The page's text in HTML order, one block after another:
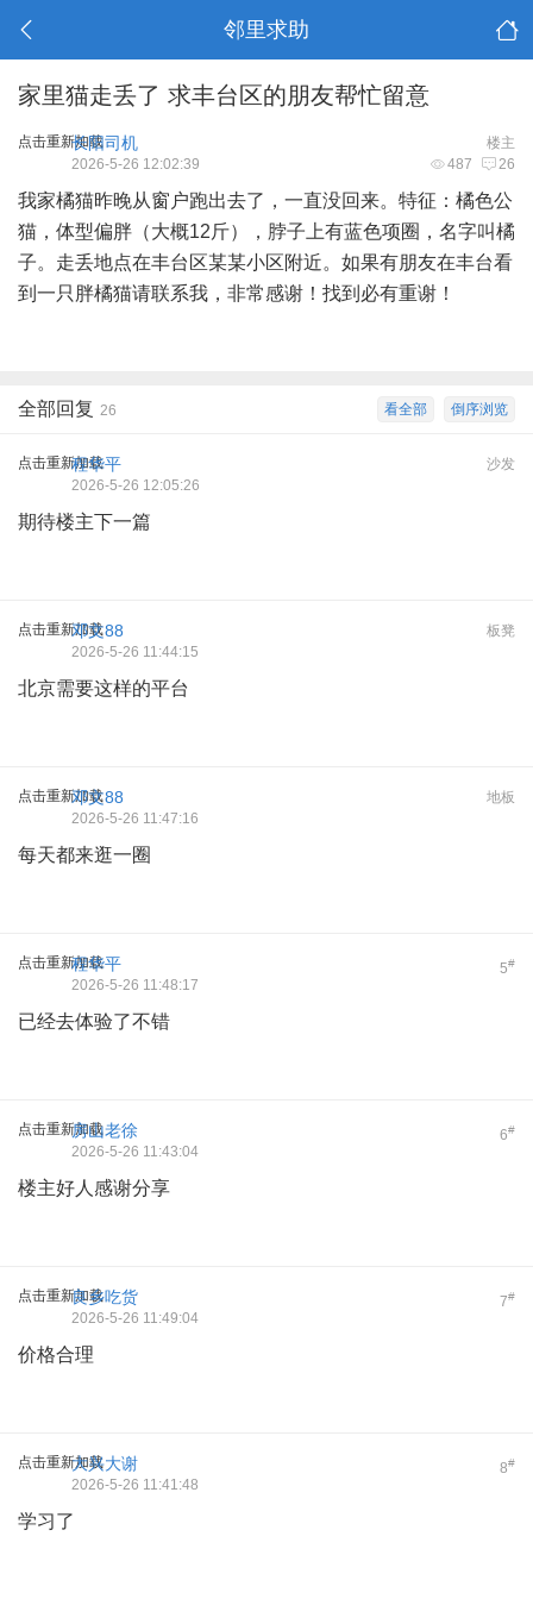
邻里求助
家里猫走丢了 求丰台区的朋友帮忙留意
点击重新加载 楼主
长阳司机
487 26
2026-5-26 12:02:39
我家橘猫昨晚从窗户跑出去了，一直没回来。特征：橘色公
猫，体型偏胖（大概12斤），脖子上有蓝色项圈，名字叫橘
子。走丢地点在丰台区某某小区附近。如果有朋友在丰台看
到一只胖橘猫请联系我，非常感谢！找到必有重谢！
倒序浏览
看全部
全部回复 26
点击重新加载 沙发
程华平
2026-5-26 12:05:26
期待楼主下一篇
点击重新加载 板凳
邓文88
2026-5-26 11:44:15
北京需要这样的平台
点击重新加载 地板
邓文88
2026-5-26 11:47:16
每天都来逛一圈
点击重新加载 5#
程华平
2026-5-26 11:48:17
已经去体验了不错
点击重新加载 6#
房山老徐
2026-5-26 11:43:04
楼主好人感谢分享
点击重新加载 7#
良乡吃货
2026-5-26 11:49:04
价格合理
点击重新加载 8#
大兴大谢
2026-5-26 11:41:48
学习了